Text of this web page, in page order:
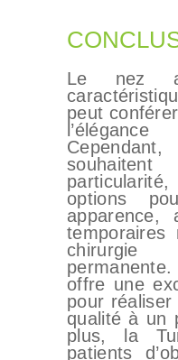
Le nez
peut
options
apparence,
offre une
pour
qualité à un
plus, la
patients